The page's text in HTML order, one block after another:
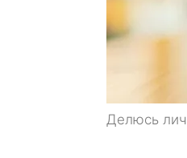
Делюсь